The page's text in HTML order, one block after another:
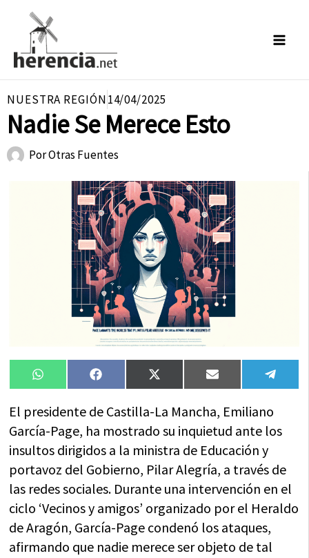
contenido
NUESTRA REGIÓN14/04/2025
Nadie Se Merece Esto
PorOtras Fuentes
Compartir
en
WhatsAppCompartir
en
FacebookCompartir
en
X
(Twitter)
Compartir
en
Email
en
El presidente de Castilla-La Mancha, Emiliano
García-Page, ha mostrado su inquietud ante los
insultos dirigidos a la ministra de Educación y
portavoz del Gobierno, Pilar Alegría, a través de
las redes sociales. Durante una intervención en el
ciclo ‘Vecinos y amigos’ organizado por el Heraldo
de Aragón, García-Page condenó los ataques,
afirmando que nadie merece ser objeto de tal